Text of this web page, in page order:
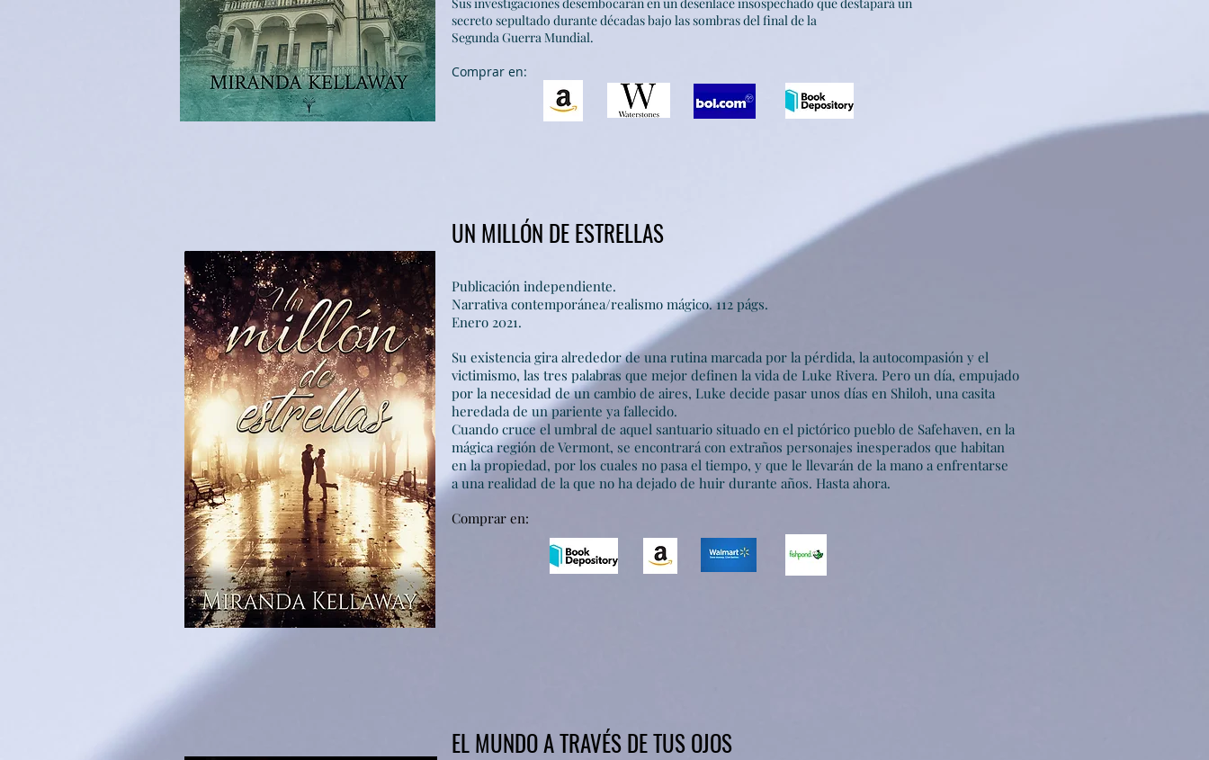
secreto sepultado durante décadas bajo las sombras del final de la
Segunda Guerra Mundial.
Comprar en:
UN MILLÓN DE ESTRELLAS
Publicación independiente.
Narrativa contemporánea/realismo mágico. 112 págs.
Enero 2021.
Su existencia gira alrededor de una rutina marcada por la pérdida, la autocompasión y el
victimismo, las tres palabras que mejor definen la vida de Luke Rivera. Pero un día, empujado
por la necesidad de un cambio de aires, Luke decide pasar unos días en Shiloh, una casita
heredada de un pariente ya fallecido.
Cuando cruce el umbral de aquel santuario situado en el pictórico pueblo de Safehaven, en la
mágica región de Vermont, se encontrará con extraños personajes inesperados que habitan
en la propiedad, por los cuales no pasa el tiempo, y que le llevarán de la mano a enfrentarse
a una realidad de la que no ha dejado de huir durante años. Hasta ahora.
Comprar en:
EL MUNDO A TRAVÉS DE TUS OJOS